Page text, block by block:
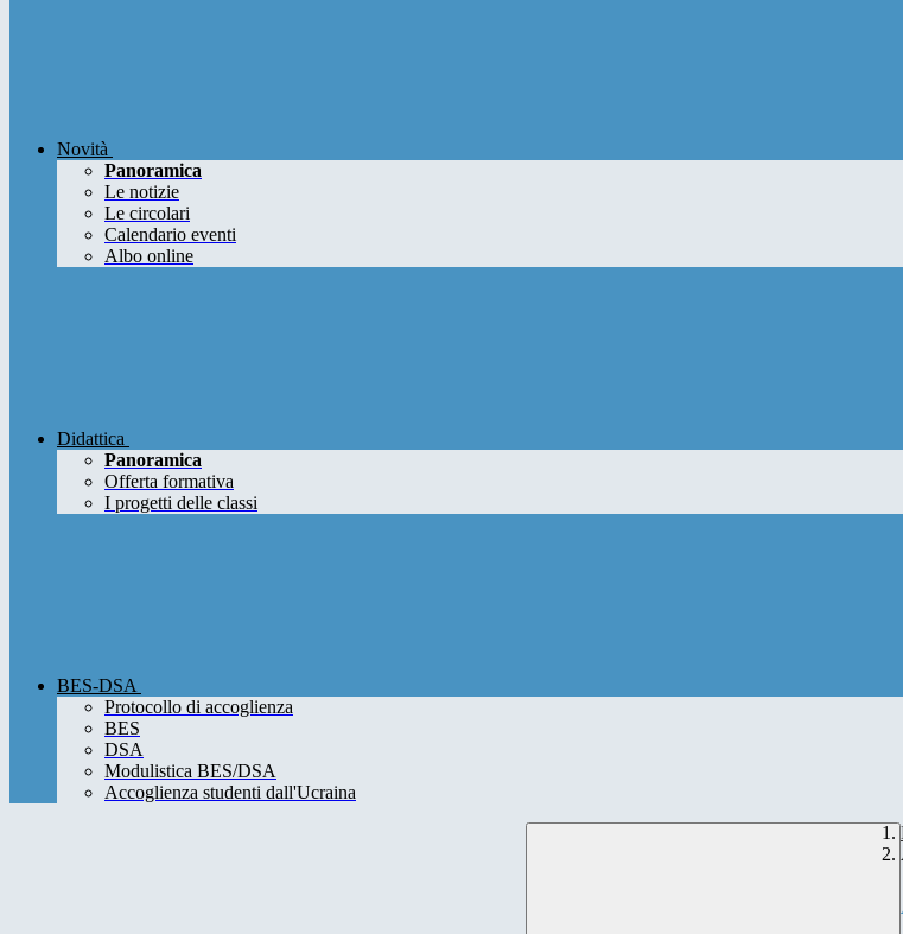
Novità
Panoramica
Le notizie
Le circolari
Calendario eventi
Albo online
Didattica
Panoramica
Offerta formativa
I progetti delle classi
BES-DSA
Protocollo di accoglienza
BES
DSA
Modulistica BES/DSA
Accoglienza studenti dall'Ucraina